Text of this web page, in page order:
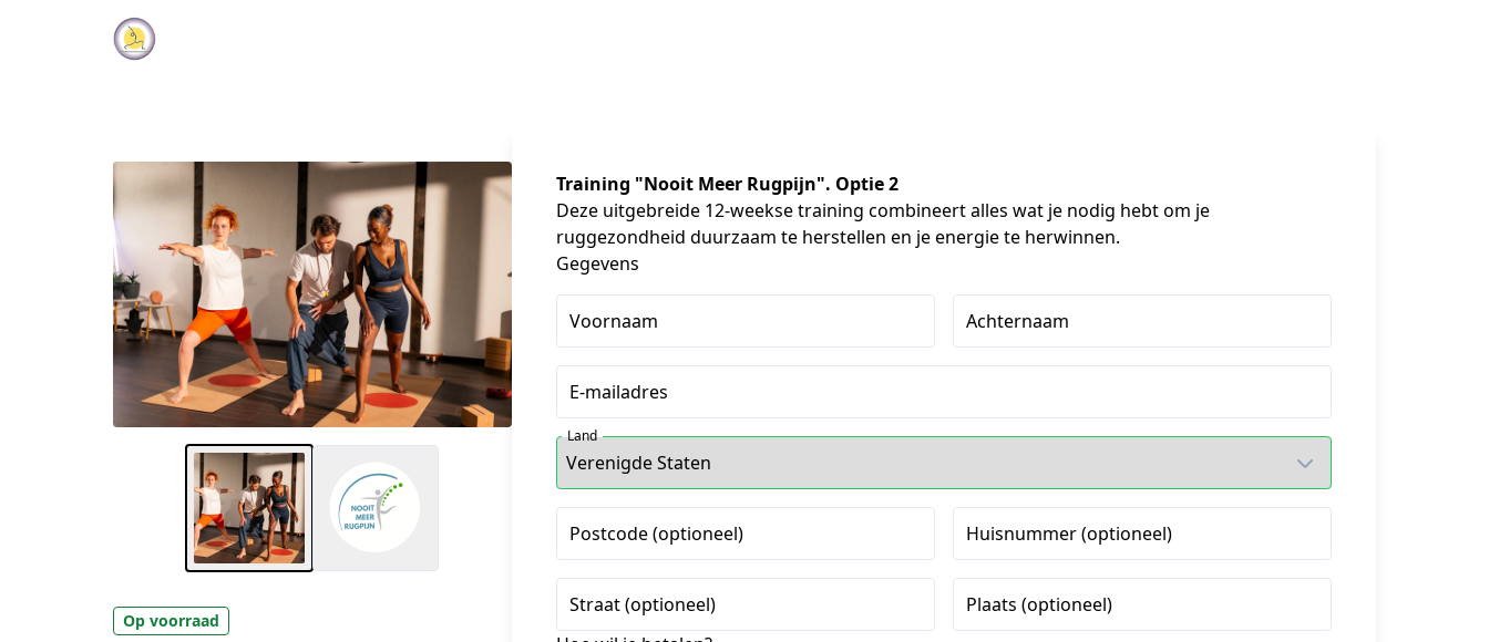
Op voorraad
Training "Nooit Meer Rugpijn". Optie 2
Deze uitgebreide 12-weekse training combineert alles wat je nodig hebt om je
ruggezondheid duurzaam te herstellen en je energie te herwinnen.
Gegevens
Voornaam Achternaam
E-mailadres
Land
Postcode (optioneel) Huisnummer (optioneel)
Straat (optioneel)
Plaats (optioneel)